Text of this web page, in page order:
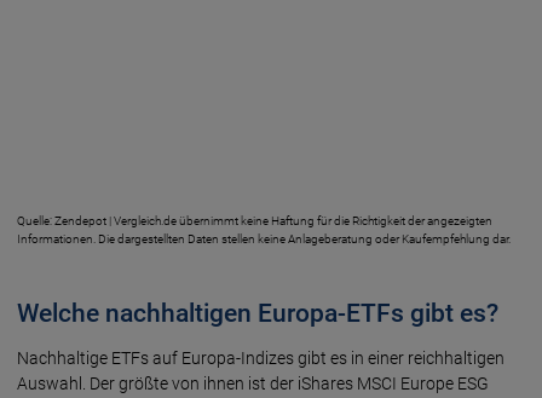
Quelle: Zendepot | Vergleich.de übernimmt keine Haftung für die Richtigkeit der angezeigten
Informationen. Die dargestellten Daten stellen keine Anlageberatung oder Kaufempfehlung dar.
Welche nachhaltigen Europa-ETFs gibt es?
Nach­hal­tige ETFs auf Europa-Indi­zes gibt es in einer reich­hal­ti­gen
Aus­wahl. Der größ­te von ihnen ist der iShares MSCI Europe ESG